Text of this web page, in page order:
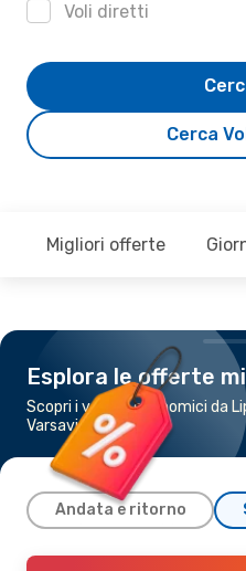
Voli diretti
Cerca
Migliori offerte
Esplora le offerte
Scopri i voli più economici da
Varsavia
Andata e ritorno